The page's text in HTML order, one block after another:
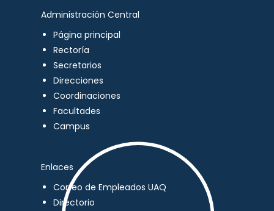
Administración Central
Página principal
Rectoría
Secretarios
Direcciones
Coordinaciones
Facultades
Campus
Enlaces
Correo de Empleados UAQ
Directorio